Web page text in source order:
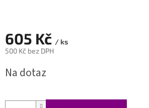
605 Kč / ks
500 Kč bez DPH
cena:
Na dotaz